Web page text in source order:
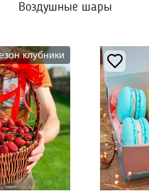
Воздушные шары
клубники